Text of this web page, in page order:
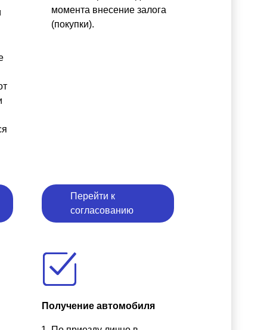
момента внесение залога
(покупки).
Перейти к
согласованию
Получение автомобиля